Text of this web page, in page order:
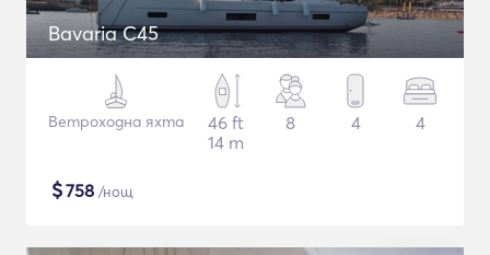
Bavaria C45
Ветроходна яхта
46 ft
14 m
8 4 4
$758 /нощ